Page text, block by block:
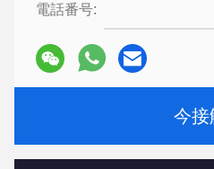
電話番号:
今接